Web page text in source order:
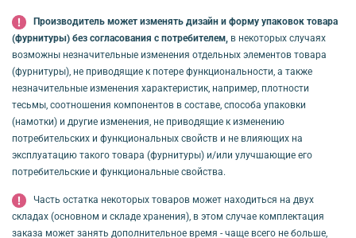
Производитель может изменять дизайн и форму упаковок товара
(фурнитуры) без согласования с потребителем, в некоторых случаях
возможны незначительные изменения отдельных элементов товара
(фурнитуры), не приводящие к потере функциональности, а также
незначительные изменения характеристик, например, плотности
тесьмы, соотношения компонентов в составе, способа упаковки
(намотки) и другие изменения, не приводящие к изменению
потребительских и функциональных свойств и не влияющих на
эксплуатацию такого товара (фурнитуры) и/или улучшающие его
потребительские и функциональные свойства.
Часть остатка некоторых товаров может находиться на двух
складах (основном и складе хранения), в этом случае комплектация
заказа может занять дополнительное время - чаще всего не больше,